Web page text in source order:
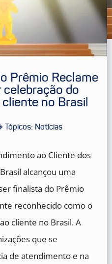
Prêmio Reclame
celebração do
no Brasil
Tópicos: Notícias
ao Cliente dos
alcançou uma
finalista do Prêmio
reconhecido como o
cliente no Brasil. A
que se
de atendimento e na